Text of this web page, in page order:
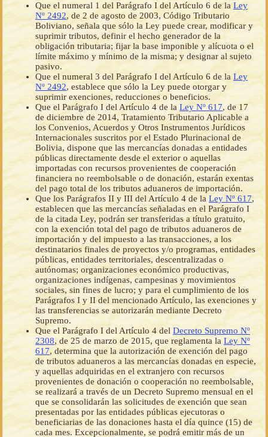
Que el numeral 1 del Parágrafo I del Artículo 6 de laLey
Nº 2492, de 2 de agosto de 2003, Código Tributario
Boliviano, señala que sólo la Ley puede crear, modificar y
suprimir tributos, definir el hecho generador de la
obligación tributaria; fijar la base imponible y alícuota o el
límite máximo y mínimo de la misma; y designar al sujeto
pasivo.
Que el numeral 3 del Parágrafo I del Artículo 6 de la Ley
Nº 2492, establece que sólo la Ley puede otorgar y
suprimir exenciones, reducciones o beneficios.
Que el Parágrafo I del Artículo 4 de la Ley Nº 617, de 17
de diciembre de 2014, Tratamiento Tributario Aplicable a
los Convenios, Acuerdos y Otros Instrumentos Jurídicos
Internacionales suscritos por el Estado Plurinacional de
Bolivia, dispone que las mercancías donadas a entidades
públicas directamente desde el exterior o aquellas
importadas con recursos provenientes de cooperación
financiera no reembolsable o de donación, estarán exentas
del pago total de los tributos aduaneros de importación.
Que los Parágrafos II y III del Artículo 4 de la Ley Nº 617,
establecen que las mercancías señaladas en el Parágrafo I
de la citada Ley, podrán ser transferidas a título gratuito,
con la exención total del pago de tributos aduaneros de
importación y del impuesto a las transacciones, a los
destinatarios finales de proyectos y/o programas, entidades
públicas, entidades territoriales, descentralizadas o
autónomas; organizaciones económico productivas,
organizaciones indígenas, campesinas y movimientos
sociales, sin fines de lucro; y para el cumplimiento de los
Parágrafos I y II del mencionado Artículo, las exenciones y
las transferencias se autorizarán mediante Decreto
Supremo.
Que el Parágrafo I del Artículo 4 del Decreto Supremo Nº
2308, de 25 de marzo de 2015, que reglamenta la Ley Nº
617, determina que la autorización de exención del pago
de tributos aduaneros a las mercancías donadas en especie,
y aquellas adquiridas en el extranjero con recursos
provenientes de donación o cooperación no reembolsable,
se realizará a través de un Decreto Supremo mensual en el
que se consolidarán las solicitudes de exención que sean
presentadas por las entidades públicas ejecutoras o
beneficiarias de las donaciones hasta el día quince (15) de
cada mes. Excepcionalmente, se podrá emitir más de un